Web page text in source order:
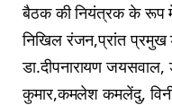
बैठक की नियंत्रक के रूप
निखिल रंजन,प्रांत
डा.दीपनारायण
कुमार,कमलेश कमलेंदु,